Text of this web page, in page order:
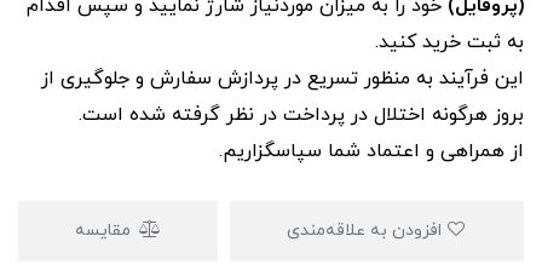
(پروفایل) خود را به میزان موردنیاز شارژ نمایید و سپس اقدام
به ثبت خرید کنید.
این فرآیند به‌ منظور تسریع در پردازش سفارش و جلوگیری از
بروز هرگونه اختلال در پرداخت در نظر گرفته شده است.
از همراهی و اعتماد شما سپاسگزاریم.
مقایسه